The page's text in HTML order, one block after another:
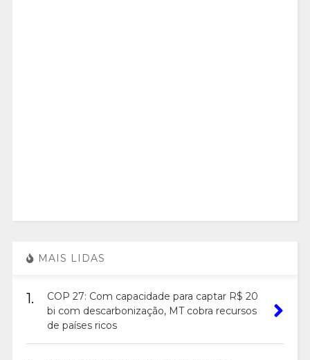
MAIS LIDAS
1.
COP 27: Com capacidade para captar R$ 20
bi com descarbonização, MT cobra recursos
de países ricos